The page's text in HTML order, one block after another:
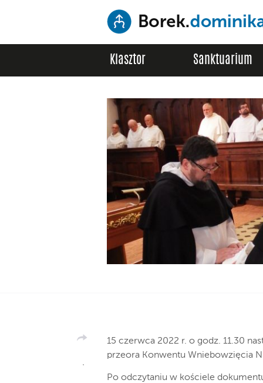
Klasztor Sanktuarium
15 czerwca 2022 r. o godz. 11.30
przeora Konwentu Wniebowzięcia
Po odczytaniu w kościele